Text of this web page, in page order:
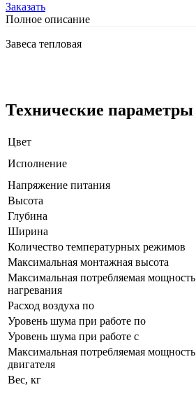
Заказать
Полное описание
Завеса тепловая
Технические параметры
Цвет
Исполнение
Напряжение питания
Высота
Глубина
Ширина
Количество температурных режимов
Максимальная монтажная высота
Максимальная потребляемая мощность
нагревания
Расход воздуха по
Уровень шума при работе по
Уровень шума при работе с
Максимальная потребляемая мощность
двигателя
Вес, кг